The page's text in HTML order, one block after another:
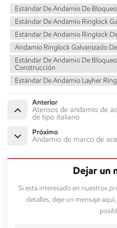
Estándar De Andamio De
Estándar De Andamio Ringlock
Estándar De Andamio Ringlock
Andamio Ringlock Galvanizado
Estándar De Andamio De
Construcción
Estándar De Andamio Layher
Anterior
Atensos de andamio de
de tipo italiano
Próximo
Andamio de marco de
Dejar un
Si está interesado en nuestros
detalles, deje un mensaje